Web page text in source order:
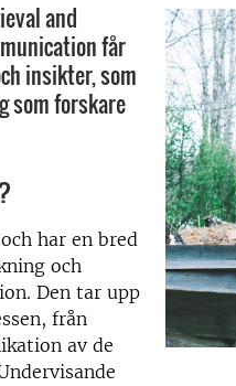
and
får
insikter, som
som forskare
har en bred
och
Den tar upp
från
av de